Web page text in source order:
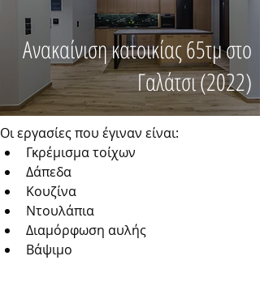
Ανακαίνιση κατοικίας 65τμ στο
Γαλάτσι (2022)
Οι εργασίες που έγιναν είναι:
Γκρέμισμα τοίχων
Δάπεδα
Κουζίνα
Ντουλάπια
Διαμόρφωση αυλής
Βάψιμο